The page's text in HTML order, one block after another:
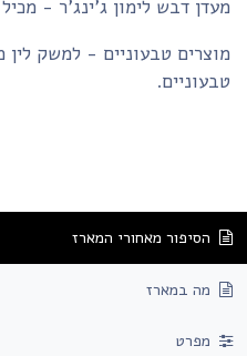
דבש לימון ג'ינג'ר - מכיל
טבעוניים - למשק לין
הסיפור מאחורי המארז
מה במארז
מפרט